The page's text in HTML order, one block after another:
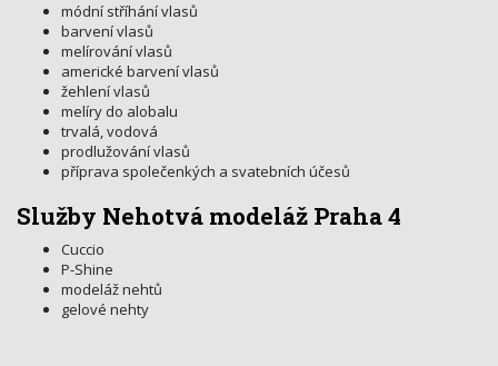
módní stříhání vlasů
barvení vlasů
melírování vlasů
americké barvení vlasů
žehlení vlasů
melíry do alobalu
trvalá, vodová
prodlužování vlasů
příprava společenkých a svatebních účesů
Služby Nehotvá modeláž Praha 4
Cuccio
P-Shine
modeláž nehtů
gelové nehty